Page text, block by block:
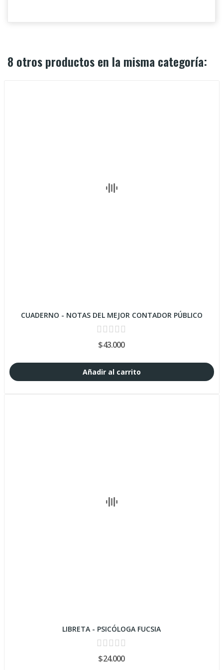
8 otros productos en la misma categoría:
CUADERNO - NOTAS DEL MEJOR CONTADOR PÚBLICO
$43.000
Añadir al carrito
LIBRETA - PSICÓLOGA FUCSIA
$24.000